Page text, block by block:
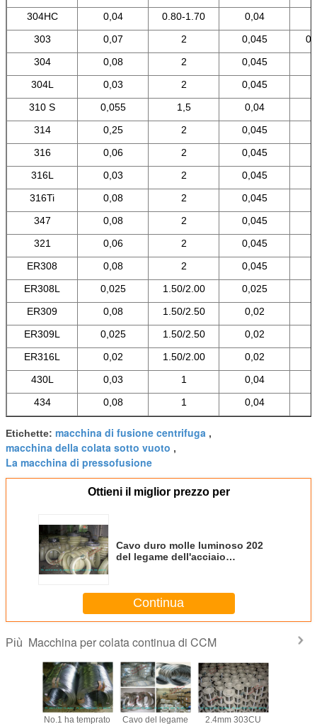
304HC
0,04 0.80-1.70 0,04
303
0,07 2 0,045
304
0,08 2 0,045
304L
0,03 2 0,045
310 S
0,055 1,5 0,04
314
0,25 2 0,045
316
0,06 2 0,045
316L
0,03 2 0,045
316Ti
0,08 2 0,045
347
0,08 2 0,045
321
0,06 2 0,045
ER308
0,08 2 0,045
ER308L
0,025 1.50/2.00 0,025
ER309
0,08 1.50/2.50 0,02
ER309L
0,025 1.50/2.50 0,02
ER316L
0,02 1.50/2.00 0,02
430L
0,03 1 0,04
434
0,08 1 0,04
Etichette: macchina di fusione centrifuga ,
macchina della colata sotto vuoto ,
La macchina di pressofusione
Ottieni il miglior prezzo per
Cavo duro molle luminoso 202
del legame dell'acciaio
temperatura della maglia
Continua
Più Macchina per colata continua di CCM
No.1 ha temprato Cavo del legame 2.4mm 303CU